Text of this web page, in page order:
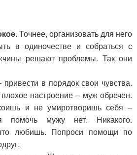
Точнее, организовать для него
в одиночестве и собраться с
решают проблемы. Так они
привести в порядок свои чувства.
настроение – муж обречен.
и не умиротворишь себя –
помочь мужу нет. Никакого.
любишь. Попроси помощи по